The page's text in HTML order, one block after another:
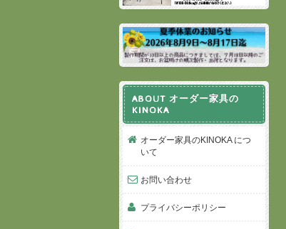
ABOUT オーダー家具の
KINOKA
オーダー家具のKINOKA につ
いて
お問い合わせ
プライバシーポリシー